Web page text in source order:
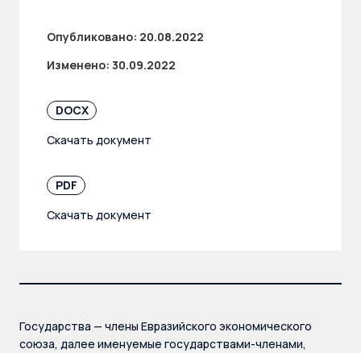
Опубликовано: 20.08.2022
Изменено: 30.09.2022
DOCX
Скачать документ
PDF
Скачать документ
Государства — члены Евразийского экономического
союза, далее именуемые государствами-членами,